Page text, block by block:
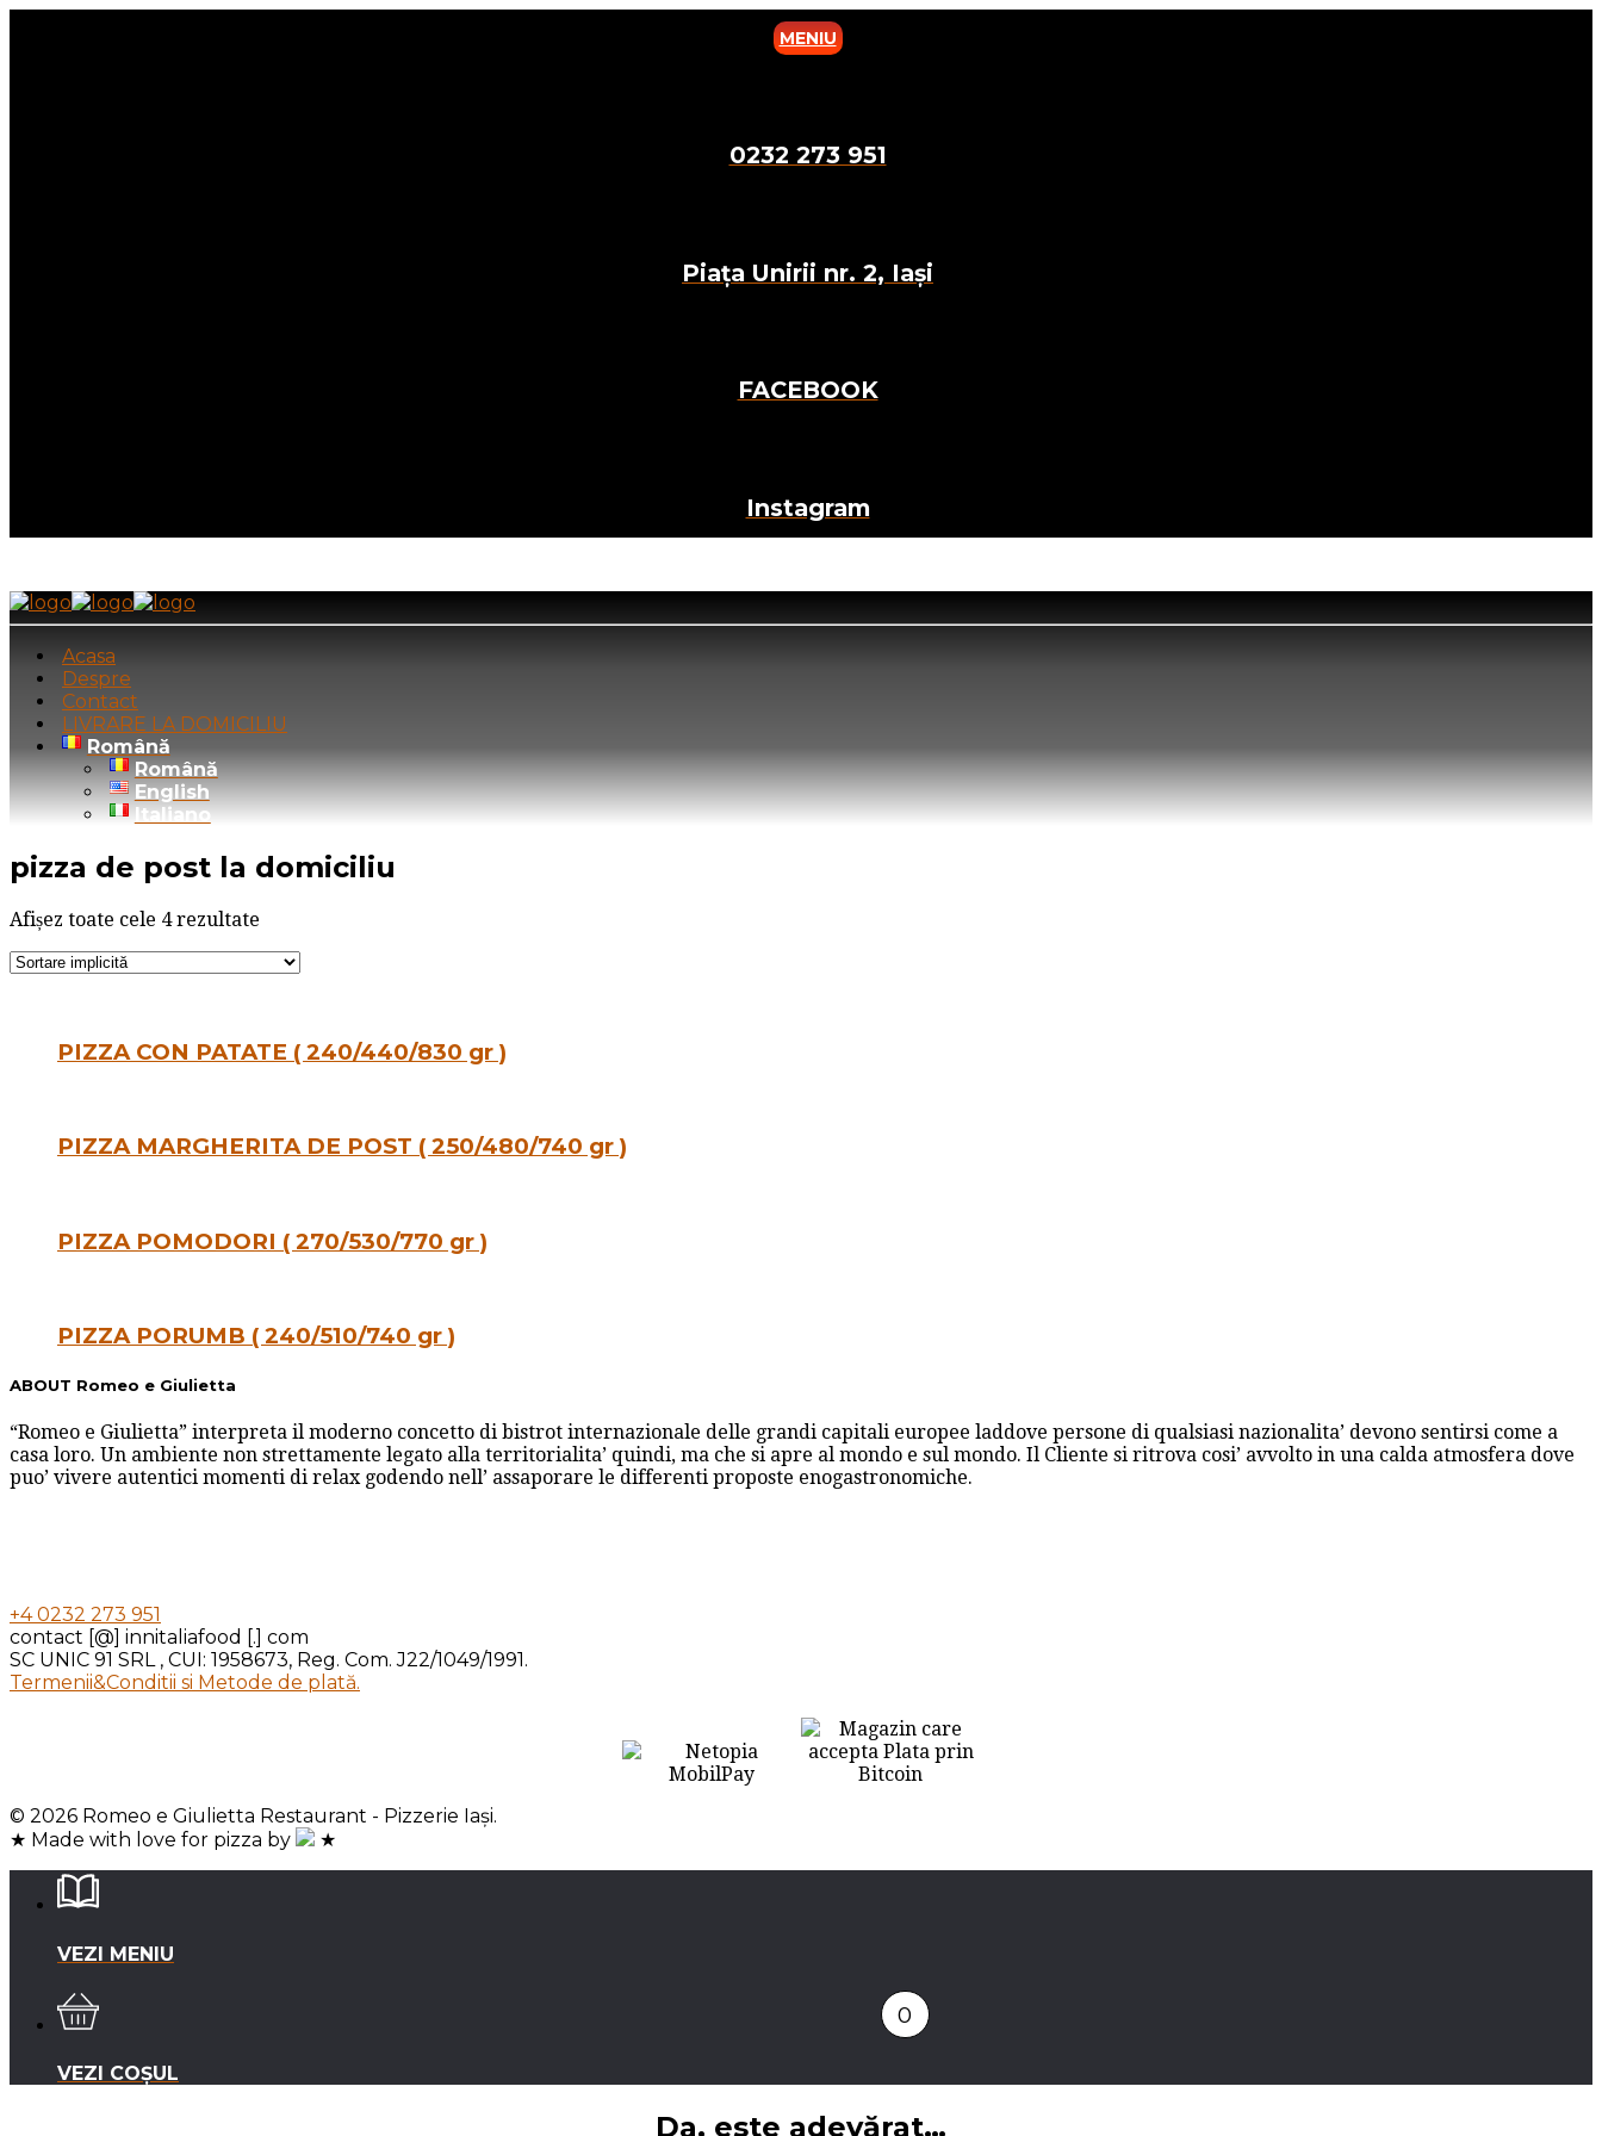
MENIU
0232 273 951
Piața Unirii nr. 2, Iași
FACEBOOK
Instagram
Acasa
Despre
Contact
LIVRARE LA DOMICILIU
Română
Română
English
Italiano
pizza de post la domiciliu
Afișez toate cele 4 rezultate
PIZZA CON PATATE ( 240/440/830 gr )
PIZZA MARGHERITA DE POST ( 250/480/740 gr )
PIZZA POMODORI ( 270/530/770 gr )
PIZZA PORUMB ( 240/510/740 gr )
ABOUT Romeo e Giulietta
“Romeo e Giulietta” interpreta il moderno concetto di bistrot internazionale delle grandi capitali europee laddove persone di qualsiasi nazionalita’ devono sentirsi come a
casa loro. Un ambiente non strettamente legato alla territorialita’ quindi, ma che si apre al mondo e sul mondo. Il Cliente si ritrova cosi’ avvolto in una calda atmosfera dove
puo’ vivere autentici momenti di relax godendo nell’ assaporare le differenti proposte enogastronomiche.
+4 0232 273 951
contact [@] innitaliafood [.] com
SC UNIC 91 SRL , CUI: 1958673, Reg. Com. J22/1049/1991.
Termenii&Conditii si Metode de plată.
© 2026 Romeo e Giulietta Restaurant - Pizzerie Iași.
★ Made with love for pizza by
★
VEZI MENIU
0
VEZI COȘUL
Da, este adevărat…